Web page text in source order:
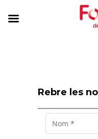
Rebre les